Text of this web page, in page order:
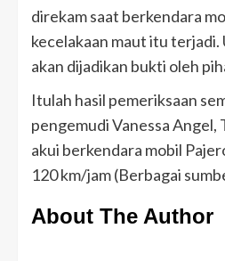
direkam saat berkendara
kecelakaan maut itu
akan dijadikan bukti oleh
Itulah hasil pemeriksaan
pengemudi Vanessa Angel,
akui berkendara mobil
120 km/jam (Berbagai
About The Author